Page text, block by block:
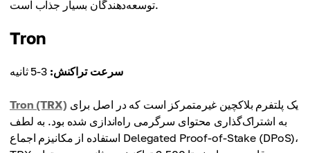
توسعه‌دهندگان بسیار جذاب است.
Tron
سرعت تراکنش: 3-5 ثانیه
Tron (TRX)
به اشتراک‌گذاری محتوای سرگرمی راه‌اندازی شده بود. به لطف
استفاده از مکانیزم اجماع Delegated Proof-of-Stake (DPoS)،